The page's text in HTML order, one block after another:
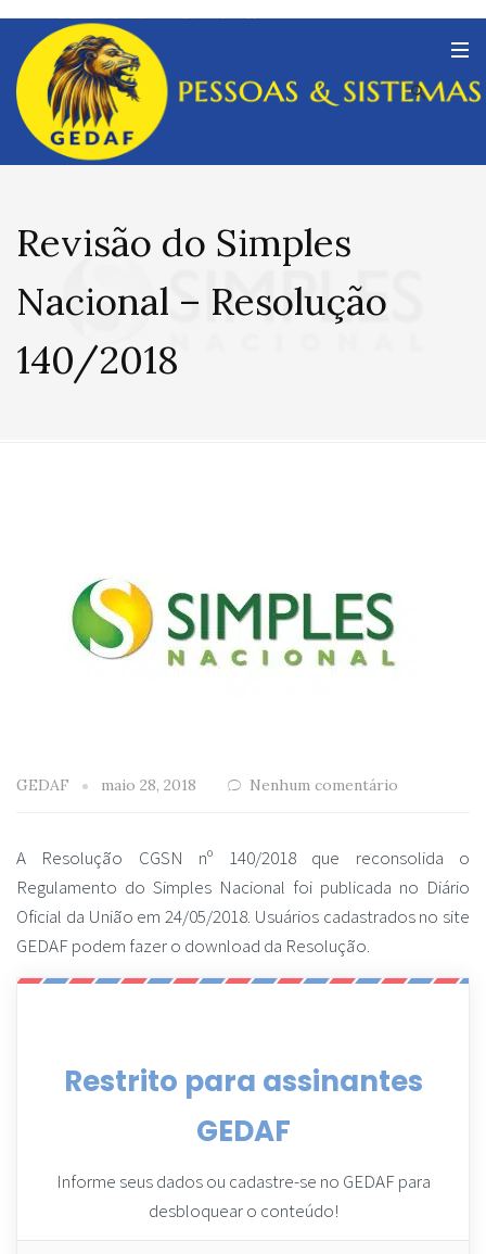
Revisão do Simples
Nacional – Resolução
140/2018
GEDAF maio 28, 2018 Nenhum comentário
A Resolução CGSN nº 140/2018 que reconsolida o
Regulamento do Simples Nacional foi publicada no Diário
Oficial da União em 24/05/2018. Usuários cadastrados no site
GEDAF podem fazer o download da Resolução.
Restrito para assinantes
GEDAF
Informe seus dados ou cadastre-se no GEDAF para
desbloquear o conteúdo!